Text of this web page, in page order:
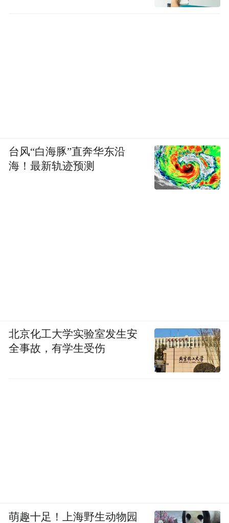
台风“白海豚”直奔华东沿
海！最新轨迹预测
北京化工大学实验室发生安
全事故，有学生受伤
萌趣十足！上海野生动物园